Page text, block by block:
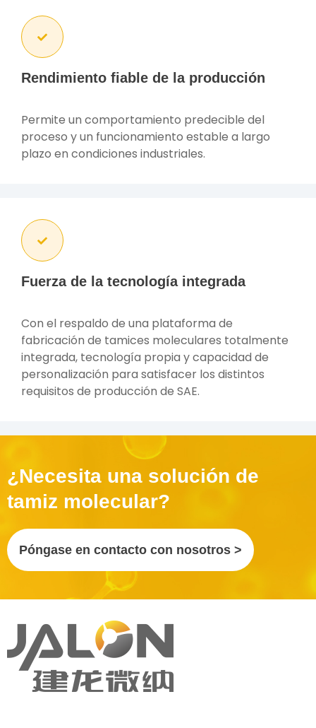
Rendimiento fiable de la producción
Permite un comportamiento predecible del
proceso y un funcionamiento estable a largo
plazo en condiciones industriales.
Fuerza de la tecnología integrada
Con el respaldo de una plataforma de
fabricación de tamices moleculares totalmente
integrada, tecnología propia y capacidad de
personalización para satisfacer los distintos
requisitos de producción de SAE.
¿Necesita una solución de
tamiz molecular?
Póngase en contacto con nosotros >